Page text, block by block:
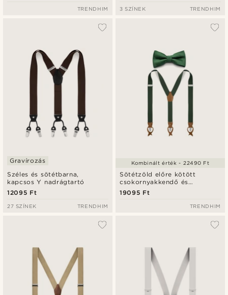
TRENDHIM 3 SZÍNEK TRENDHIM
Széles és sötétbarna,
kapcsos Y nadrágtartó
Gravírozás
12095 Ft
27 SZÍNEK TRENDHIM
Sötétzöld előre kötött
csokornyakkendő és
nadrágtartó szett
19095 Ft
Kombinált érték - 22490 Ft
TRENDHIM